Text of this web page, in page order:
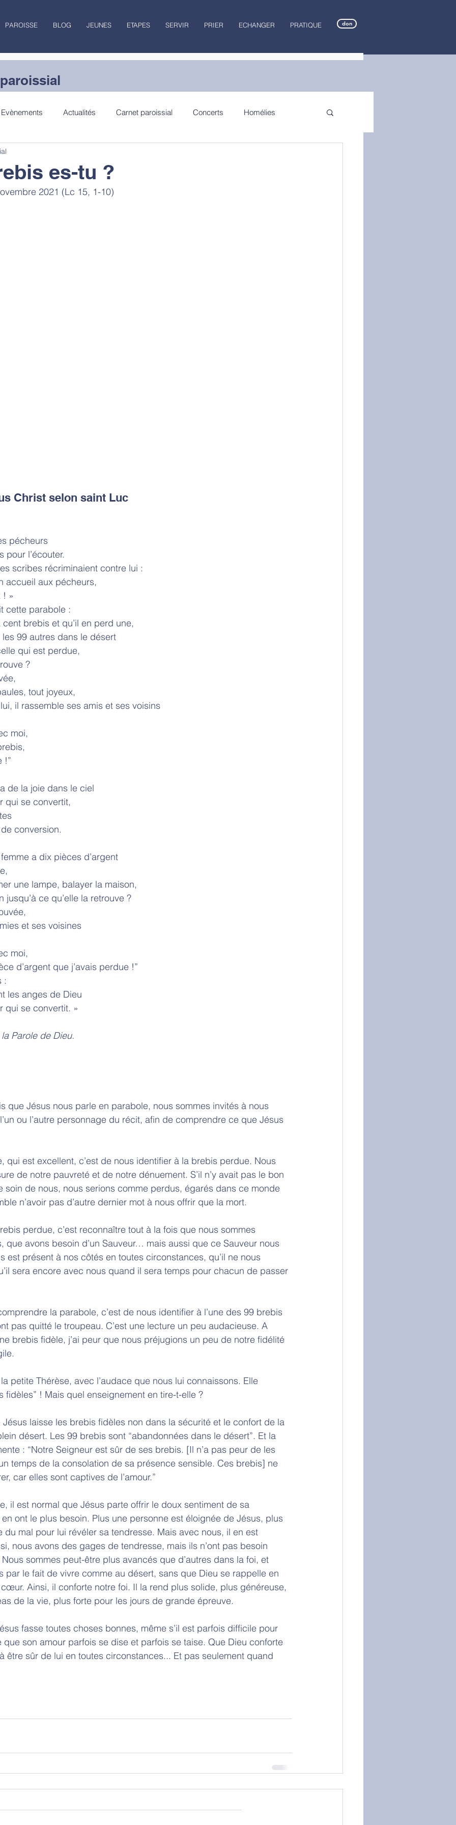
PAROISSE BLOG JEUNES ETAPES SERVIR PRIER ECHANGER PRATIQUE don
Evènements Actualités Carnet paroissial Concerts Homélies
es-tu ?
2021 (Lc 15, 1-10)
Christ selon saint Luc
les pécheurs
pour l’écouter.
les scribes récriminaient contre lui :
accueil aux pécheurs,
! »
cette parabole :
a cent brebis et qu’il en perd une,
99 autres dans le désert
qui est perdue,
?
tout joyeux,
lui, il rassemble ses amis et ses voisins
moi,
!”
de la joie dans le ciel
qui se convertit,
conversion.
femme a dix pièces d’argent
une lampe, balayer la maison,
ce qu’elle la retrouve ?
et ses voisines
moi,
d’argent que j’avais perdue !”
:
les anges de Dieu
qui se convertit. »
la Parole de Dieu.
que Jésus nous parle en parabole, nous sommes invités à nous
ou l’autre personnage du récit, afin de comprendre ce que Jésus
qui est excellent, c’est de nous identifier à la brebis perdue. Nous
de notre pauvreté et de notre dénuement. S’il n’y avait pas le bon
soin de nous, nous serions comme perdus, égarés dans ce monde
n’avoir pas d’autre dernier mot à nous offrir que la mort.
perdue, c’est reconnaître tout à la fois que nous sommes
que avons besoin d’un Sauveur… mais aussi que ce Sauveur nous
est présent à nos côtés en toutes circonstances, qu’il ne nous
sera encore avec nous quand il sera temps pour chacun de passer
la parabole, c’est de nous identifier à l’une des 99 brebis
pas quitté le troupeau. C’est une lecture un peu audacieuse. A
brebis fidèle, j’ai peur que nous préjugions un peu de notre fidélité
petite Thérèse, avec l’audace que nous lui connaissons. Elle
fidèles” ! Mais quel enseignement en tire-t-elle ?
laisse les brebis fidèles non dans la sécurité et le confort de la
désert. Les 99 brebis sont “abandonnées dans le désert”. Et la
: “Notre Seigneur est sûr de ses brebis. [Il n’a pas peur de les
temps de la consolation de sa présence sensible. Ces brebis] ne
car elles sont captives de l’amour.”
il est normal que Jésus parte offrir le doux sentiment de sa
ont le plus besoin. Plus une personne est éloignée de Jésus, plus
du mal pour lui révéler sa tendresse. Mais avec nous, il en est
nous avons des gages de tendresse, mais ils n’ont pas besoin
sommes peut-être plus avancés que d’autres dans la foi, et
par le fait de vivre comme au désert, sans que Dieu se rappelle en
Ainsi, il conforte notre foi. Il la rend plus solide, plus généreuse,
de la vie, plus forte pour les jours de grande épreuve.
fasse toutes choses bonnes, même s’il est parfois difficile pour
son amour parfois se dise et parfois se taise. Que Dieu conforte
être sûr de lui en toutes circonstances... Et pas seulement quand